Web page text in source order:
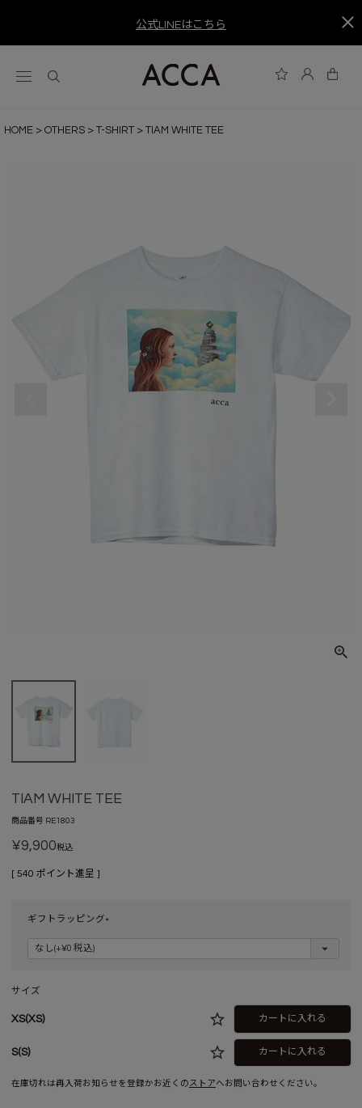
公式LINEはこちら
HOME OTHERS T-SHIRT TIAM WHITE TEE
TIAM WHITE TEE
商品番号 RE1803
¥9,900税込
[ 540 ポイント進呈 ]
ギフトラッピング
(
サイズ
XS(XS) カートに入れる
S(S) カートに入れる
在庫切れは再入荷お知らせを登録かお近くの ストアへお問い合わせください。